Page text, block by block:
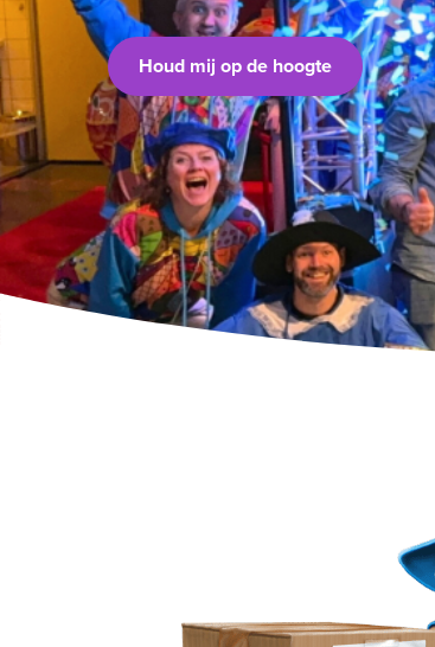
Houd mij op de hoogte